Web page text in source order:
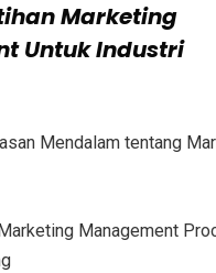
Marketing
Untuk Industri
Mendalam tentang
Management